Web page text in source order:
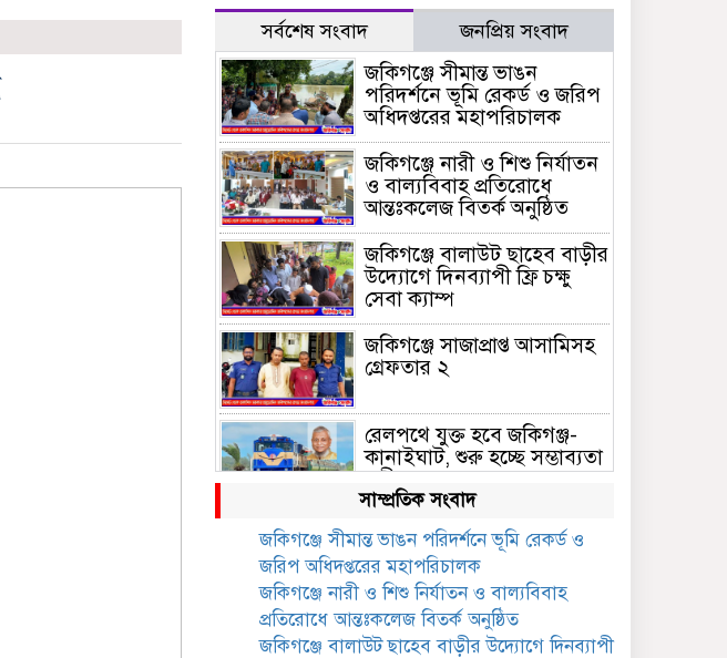
সর্বশেষ সংবাদ জনপ্রিয় সংবাদ
জকিগঞ্জে সীমান্ত ভাঙন
পরিদর্শনে ভূমি রেকর্ড ও জরিপ
অধিদপ্তরের মহাপরিচালক
জকিগঞ্জে নারী ও শিশু নির্যাতন
ও বাল্যবিবাহ প্রতিরোধে
আন্তঃকলেজ বিতর্ক অনুষ্ঠিত
জকিগঞ্জে বালাউট ছাহেব বাড়ীর
উদ্যোগে দিনব্যাপী ফ্রি চক্ষু
সেবা ক্যাম্প
জকিগঞ্জে সাজাপ্রাপ্ত আসামিসহ
গ্রেফতার ২
রেলপথে যুক্ত হবে জকিগঞ্জ-
কানাইঘাট, শুরু হচ্ছে সম্ভাব্যতা
সমীক্ষা
সাবেক এমপি হাফিজ আহমদ
মজুমদার কি আত্মগোপনে?
ভাইরাল ছবি ঘিরে আলোচনা!
ভাতা পেতে টাকা লাগে না,
জকিগঞ্জে সমাজসেবা কর্মকর্তার
সাম্প্রতিক সংবাদ
জকিগঞ্জে সীমান্ত ভাঙন পরিদর্শনে ভূমি রেকর্ড ও
জরিপ অধিদপ্তরের মহাপরিচালক
জকিগঞ্জে নারী ও শিশু নির্যাতন ও বাল্যবিবাহ
প্রতিরোধে আন্তঃকলেজ বিতর্ক অনুষ্ঠিত
জকিগঞ্জে বালাউট ছাহেব বাড়ীর উদ্যোগে দিনব্যাপী